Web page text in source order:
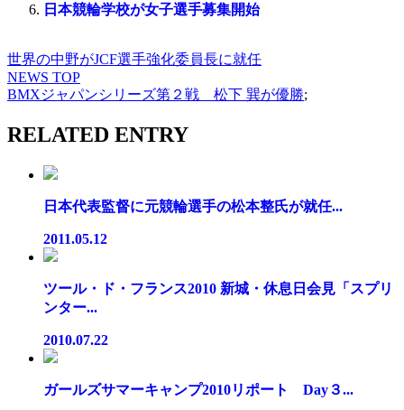
日本競輪学校が女子選手募集開始
世界の中野がJCF選手強化委員長に就任
NEWS TOP
BMXジャパンシリーズ第２戦 松下 巽が優勝;
RELATED ENTRY
日本代表監督に元競輪選手の松本整氏が就任...
2011.05.12
ツール・ド・フランス2010 新城・休息日会見「スプリ
ンター...
2010.07.22
ガールズサマーキャンプ2010リポート Day３...